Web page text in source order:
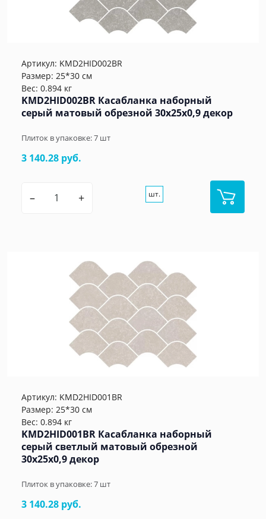
Артикул: KMD2HID002BR
Размер: 25*30 см
Вес: 0.894 кг
KMD2HID002BR Касабланка наборный
серый матовый обрезной 30x25x0,9 декор
Плиток в упаковке:7 шт
3 140.28 руб.
– + шт.
Артикул: KMD2HID001BR
Размер: 25*30 см
Вес: 0.894 кг
KMD2HID001BR Касабланка наборный
серый светлый матовый обрезной
30x25x0,9 декор
Плиток в упаковке:7 шт
3 140.28 руб.